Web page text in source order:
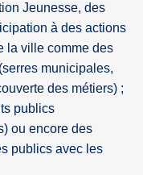
Jeunesse, des
à des actions
la ville comme des
municipales,
des métiers) ;
publics
ou encore des
publics avec les